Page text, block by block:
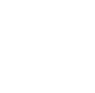
için ideal,